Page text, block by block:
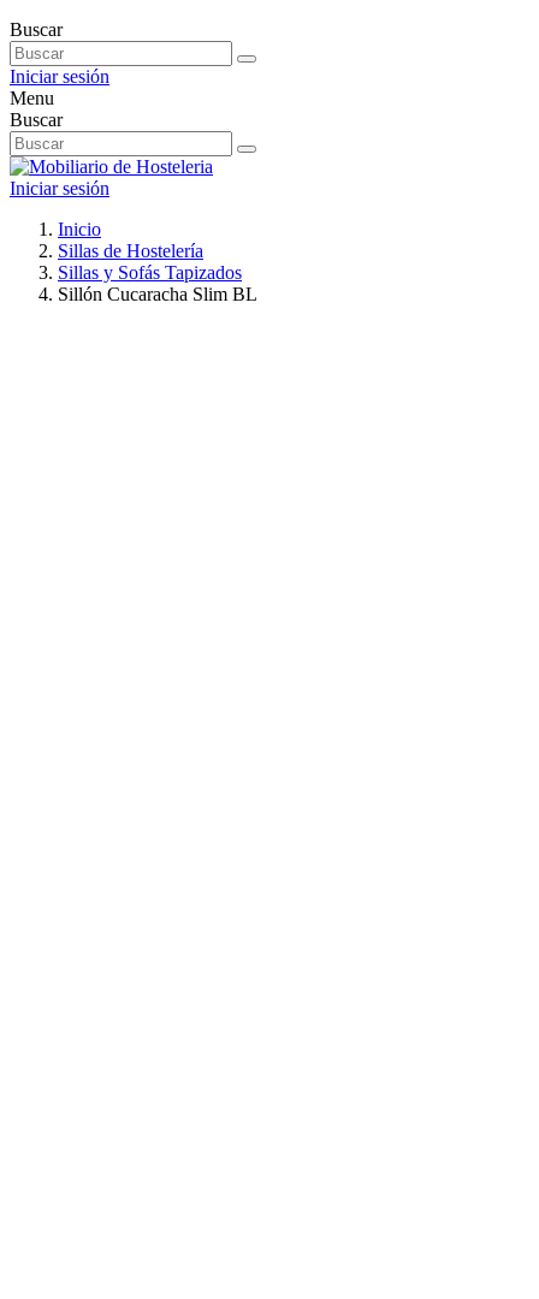
Buscar
Iniciar sesión
Menu
Buscar
Iniciar sesión
Inicio
Sillas de Hostelería
Sillas y Sofás Tapizados
Sillón Cucaracha Slim BL